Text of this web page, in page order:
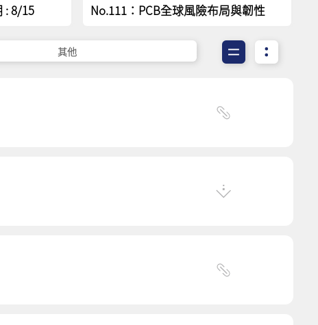
: 8/15 No.111：PCB全球風險布局與韌性
其他